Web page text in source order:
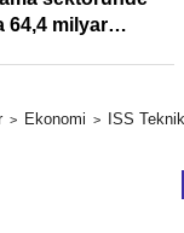
64,4 milyar
Ekonomi ISS